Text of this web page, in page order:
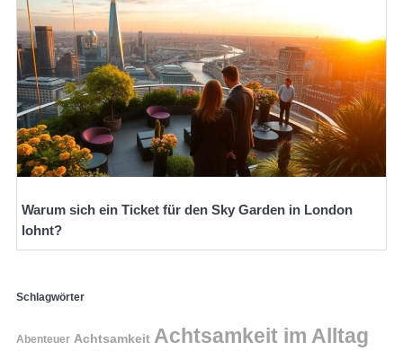
Warum sich ein Ticket für den Sky Garden in London
lohnt?
Schlagwörter
Abenteuer Achtsamkeit Achtsamkeit im Alltag